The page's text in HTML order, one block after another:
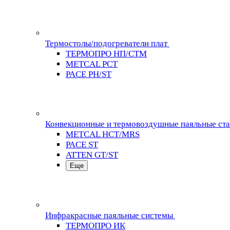
Термостолы/подогреватели плат
ТЕРМОПРО НП/СТМ
METCAL PCT
PACE PH/ST
Конвекционные и термовоздушные паяльные
METCAL HCT/MRS
PACE ST
ATTEN GT/ST
Еще
Инфракрасные паяльные системы
ТЕРМОПРО ИК